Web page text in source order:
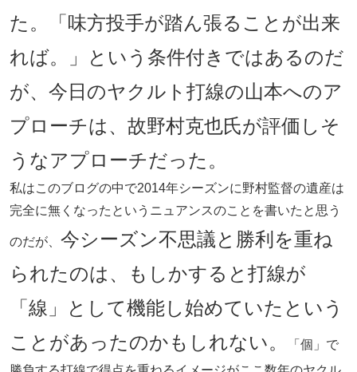
た。「味方投手が踏ん張ることが出来
れば。」という条件付きではあるのだ
が、今日のヤクルト打線の山本へのア
プローチは、故野村克也氏が評価しそ
うなアプローチだった。
私はこのブログの中で2014年シーズンに野村監督の遺産は
完全に無くなったというニュアンスのことを書いたと思う
のだが、 今シーズン不思議と勝利を重ね
られたのは、もしかすると打線が
「線」として機能し始めていたという
ことがあったのかもしれない。
「個」で